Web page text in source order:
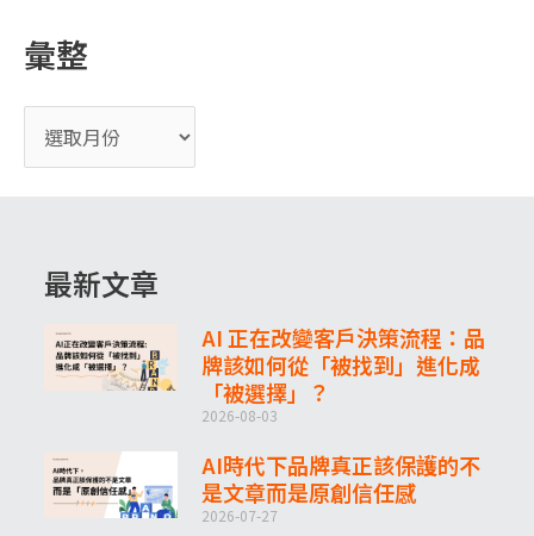
彙整
最新文章
AI 正在改變客戶決策流程：品
牌該如何從「被找到」進化成
「被選擇」？
2026-08-03
AI時代下品牌真正該保護的不
是文章而是原創信任感
2026-07-27